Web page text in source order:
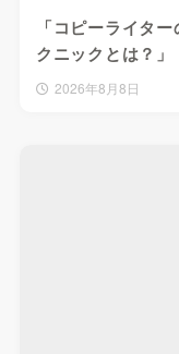
「コピーライタ
クニックとは？」
2026年8月8日